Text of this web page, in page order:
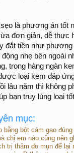
là phương án tốt
đơn giản, dễ thực
đắt tiền như phương
nhẹ bên ngoài
trong hàng ngàn
loại kem đáp
lâu năm thì không
bạn truy lùng loại
mục:
bằng bột cám gạo
chị em nào cũng nên
trị thâm do mụn để lại